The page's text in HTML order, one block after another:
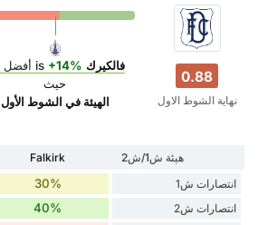
فالكيرك +14% أفضل
حيث
‏الهيئة في الشوط الأول
0.88
نهاية الشوط الاول
هيئة ش1/ش2 Falkirk
انتصارات ش1
30%
انتصارات ش2 40%